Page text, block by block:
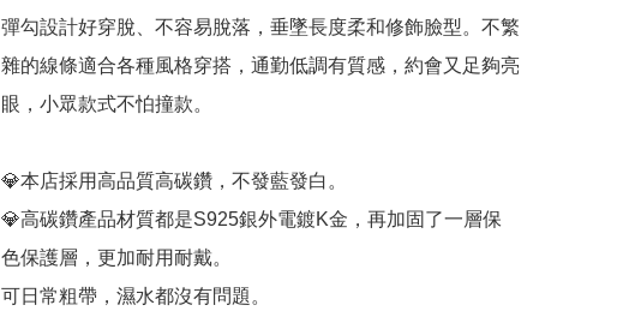
彈勾設計好穿脫、不容易脫落，垂墜長度柔和修飾臉型。不繁
雜的線條適合各種風格穿搭，通勤低調有質感，約會又足夠亮
眼，小眾款式不怕撞款。
💎本店採用高品質高碳鑽，不發藍發白。
💎高碳鑽產品材質都是S925銀外電鍍K金，再加固了一層保
色保護層，更加耐用耐戴。
可日常粗帶，濕水都沒有問題。